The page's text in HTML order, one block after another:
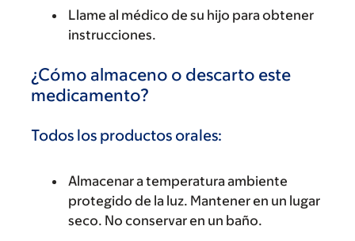
Llame al médico de su hijo para obtener
instrucciones.
¿Cómo almaceno o descarto este
medicamento?
Todos los productos orales:
Almacenar a temperatura ambiente
protegido de la luz. Mantener en un lugar
seco. No conservar en un baño.